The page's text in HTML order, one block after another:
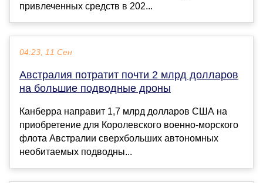
привлеченных средств в 202...
04:23, 11 Сен
Австралия потратит почти 2 млрд долларов
на большие подводные дроны
Канберра направит 1,7 млрд долларов США на
приобретение для Королевского военно-морского
флота Австралии сверхбольших автономных
необитаемых подводны...